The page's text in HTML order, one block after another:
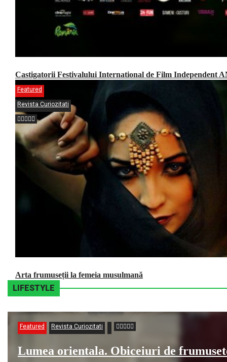
Castigatorii Festivalului International d​e Film Independent
Featured
Revista Curiozitati
Arta frumuseții la femeia musulmană
TRAVEL
Featured Revista Curiozitati
Lumea orientala. Obiceiuri de
LIFESTYLE